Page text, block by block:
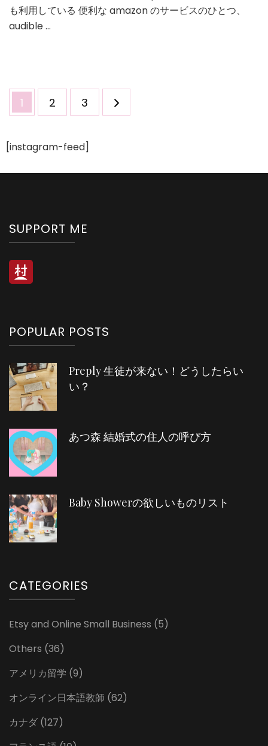
外
見！
も利用している 便利な amazon のサービスのひとつ、
audible …
Posts
navigation
Page
1 Page
2 Page
3
[instagram-feed]
SUPPORT ME
POPULAR POSTS
Preply 生徒が来ない！どうしたらい
い？
あつ森 結婚式の住人の呼び方
Baby Showerの欲しいものリスト
CATEGORIES
Etsy and Online Small Business (5)
Others (36)
アメリカ留学 (9)
オンライン日本語教師 (62)
カナダ (127)